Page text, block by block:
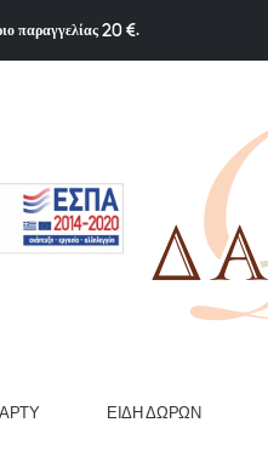
παραγγελίας 20 €.
ΕΊΔΗ ΔΏΡΩΝ